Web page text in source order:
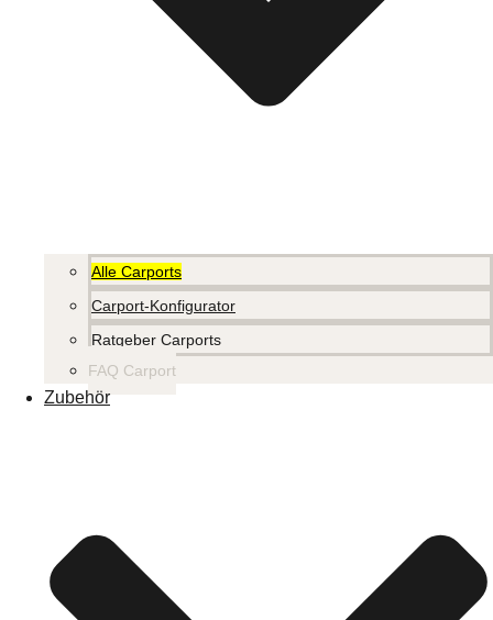
Alle Carports
Carport-Konfigurator
Ratgeber Carports
FAQ Carport
Zubehör